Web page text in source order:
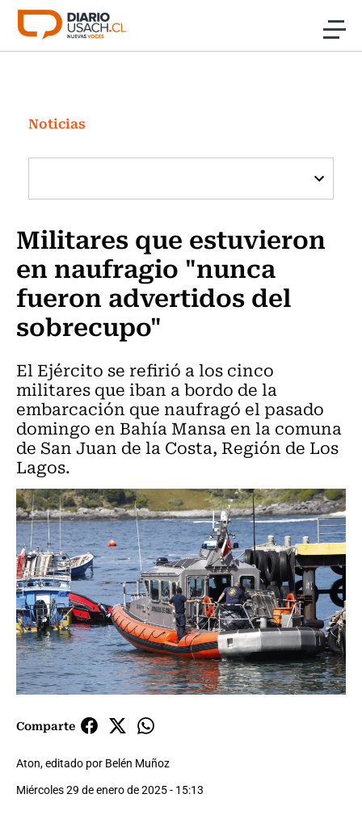
Click acá para ir directamente al contenido
Investigación
Cultura
Programas Radio y TV Usach
Noticias
Militares que estuvieron
en naufragio "nunca
fueron advertidos del
sobrecupo"
El Ejército se refirió a los cinco
militares que iban a bordo de la
embarcación que naufragó el pasado
domingo en Bahía Mansa en la comuna
de San Juan de la Costa, Región de Los
Lagos.
Comparte
Aton, editado por Belén Muñoz
Miércoles 29 de enero de 2025 - 15:13